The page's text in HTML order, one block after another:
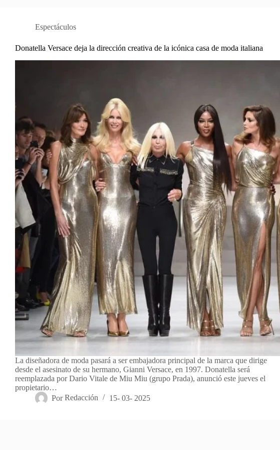
Espectáculos
Donatella Versace deja la dirección creativa de la icónica casa de moda italiana
La diseñadora de moda pasará a ser embajadora principal de la marca que dirige
desde el asesinato de su hermano, Gianni Versace, en 1997. Donatella será
reemplazada por Dario Vitale de Miu Miu (grupo Prada), anunció este jueves el
propietario…
Por Redacción 15- 03- 2025